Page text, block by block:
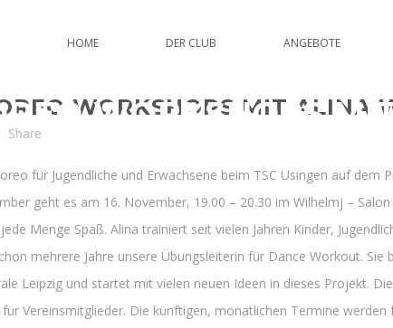
HOME DER CLUB ANGEBOTE
WORKSHOPS
WORKSHOPS MIT ALINA
Share
für Jugendliche und Erwachsene beim TSC Usingen auf dem
geht es am 16. November, 19.00 – 20.30 im Wilhelmj –
Menge Spaß. Alina trainiert seit vielen Jahren Kinder,
mehrere Jahre unsere Übungsleiterin für Dance Workout.
Leipzig und startet mit vielen neuen Ideen in dieses Projekt.
Vereinsmitglieder. Die künftigen, monatlichen Termine